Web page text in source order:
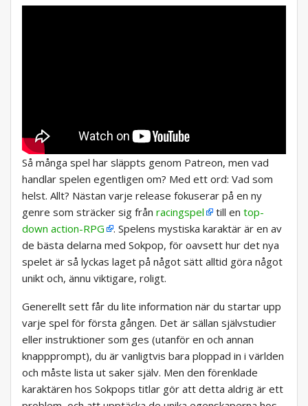
Så många spel har släppts genom Patreon, men vad
handlar spelen egentligen om? Med ett ord: Vad som
helst. Allt? Nästan varje release fokuserar på en ny
genre som sträcker sig från racingspel till en top-
down action-RPG
. Spelens mystiska karaktär är en av
de bästa delarna med Sokpop, för oavsett hur det nya
spelet är så lyckas laget på något sätt alltid göra något
unikt och, ännu viktigare, roligt.
Generellt sett får du lite information när du startar upp
varje spel för första gången. Det är sällan självstudier
eller instruktioner som ges (utanför en och annan
knappprompt), du är vanligtvis bara ploppad in i världen
och måste lista ut saker själv. Men den förenklade
karaktären hos Sokpops titlar gör att detta aldrig är ett